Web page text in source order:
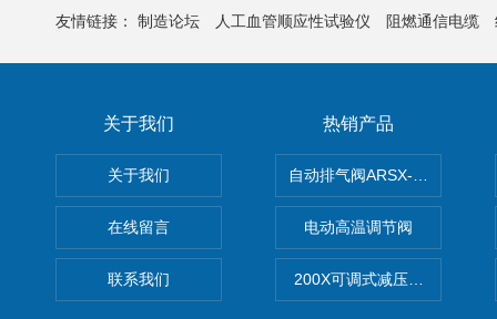
友情链接： 制造论坛 人工血管顺应性试验仪 阻燃通信电缆
关于我们
关于我们
在线留言
联系我们
热销产品
自动排气阀ARSX-0015/
电动高温调节阀
200X可调式减压阀（减压稳